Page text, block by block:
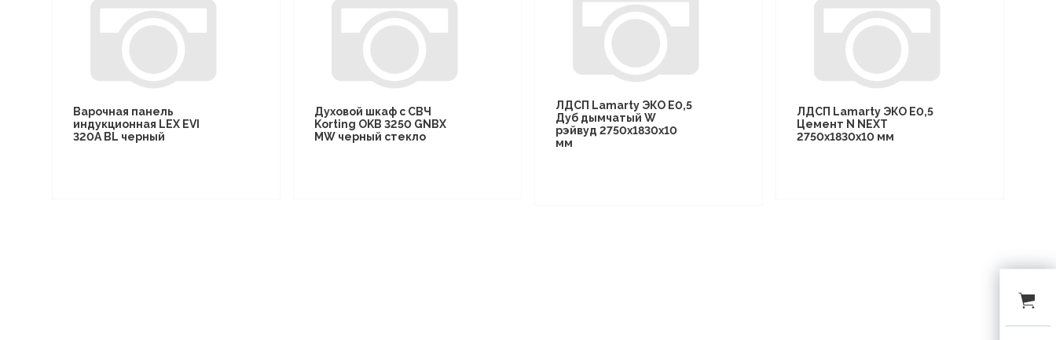
Варочная панель
индукционная LEX EVI
320A BL черный
Духовой шкаф с СВЧ
Korting OKB 3250 GNBX
MW черный стекло
ЛДСП Lamarty ЭКО E0,5
Дуб дымчатый W
рэйвуд 2750х1830х10
мм
ЛДСП Lamarty ЭКО E0,5
Цемент N NEXT
2750х1830х10 мм